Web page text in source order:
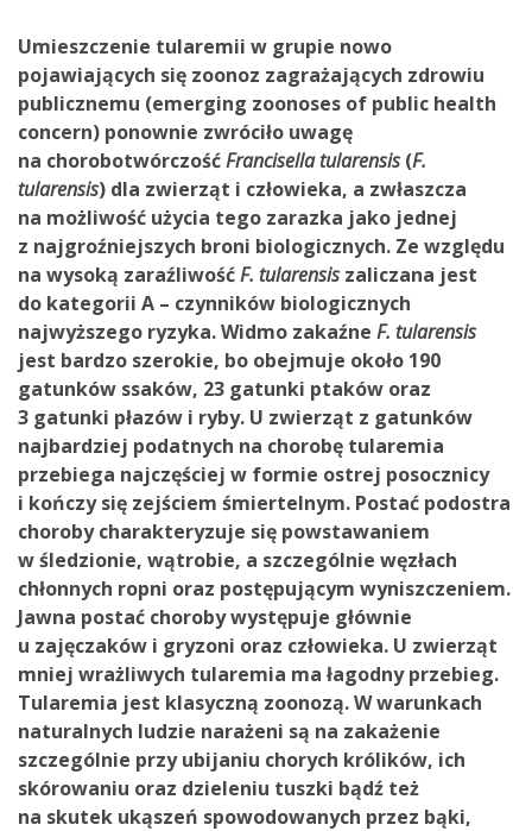
Umieszczenie tularemii w grupie nowo
pojawiających się zoonoz zagrażających zdrowiu
publicznemu (emerging zoonoses of public health
concern) ponownie zwróciło uwagę
na chorobotwórczośćFrancisella tularensis(F.
tularensis) dla zwierząt i człowieka, a zwłaszcza
na możliwość użycia tego zarazka jako jednej
z najgroźniejszych broni biologicznych. Ze względu
na wysoką zaraźliwośćF. tularensiszaliczana jest
do kategorii A – czynników biologicznych
najwyższego ryzyka. Widmo zakaźne F. tularensis
jest bardzo szerokie, bo obejmuje około 190
gatunków ssaków, 23 gatunki ptaków oraz
3 gatunki płazów i ryby. U zwierząt z gatunków
najbardziej podatnych na chorobę tularemia
przebiega najczęściej w formie ostrej posocznicy
i kończy się zejściem śmiertelnym. Postać podostra
choroby charakteryzuje się powstawaniem
w śledzionie, wątrobie, a szczególnie węzłach
chłonnych ropni oraz postępującym wyniszczeniem.
Jawna postać choroby występuje głównie
u zajęczaków i gryzoni oraz człowieka. U zwierząt
mniej wrażliwych tularemia ma łagodny przebieg.
Tularemia jest klasyczną zoonozą. W warunkach
naturalnych ludzie narażeni są na zakażenie
szczególnie przy ubijaniu chorych królików, ich
skórowaniu oraz dzieleniu tuszki bądź też
na skutek ukąszeń spowodowanych przez bąki,